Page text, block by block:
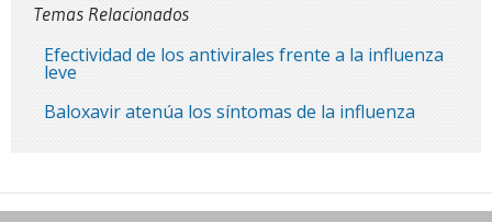
Temas Relacionados
Efectividad de los antivirales frente a la influenza
leve
Baloxavir atenúa los síntomas de la influenza